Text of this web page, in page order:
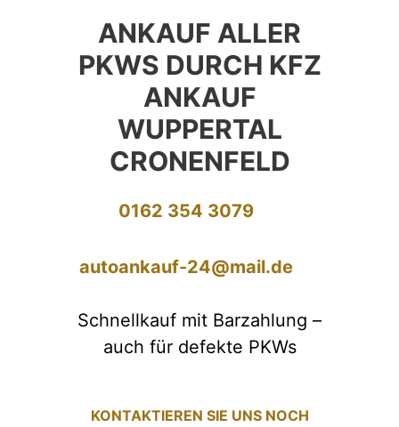
ANKAUF ALLER
PKWS DURCH KFZ
ANKAUF
WUPPERTAL
CRONENFELD
0162 354 3079
autoankauf-24@mail.de
Schnellkauf mit Barzahlung –
auch für defekte PKWs
KONTAKTIEREN SIE UNS NOCH